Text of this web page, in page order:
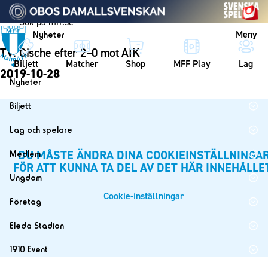
Vidare till innehållet
Nyheter Meny
Biljett Matcher Shop MFF Play Lag
Nyheter
Nyheter
Biljett
Biljett
Årskort dam
Mitt MFF
Biljetter till bortamatcher
Biljettvillkor
Lag och spelare
Lag
Herrlaget
Spelare
Ledarstab
Damlaget
Spelare
Medlem
Medlemskap i Malmö FF
Ungdom
MFF Ungdom
Fotbollsskolan
Företag
Bli företagspartner
Klubbstolar
Eleda Stadion
Eleda Stadion
1910 Event
TV: Gische efter 2–0 mot AIK
2019-10-28
DU MÅSTE ÄNDRA DINA
FÖR ATT KUNNA TA DEL AV DET HÄR
Cookie-inställningar